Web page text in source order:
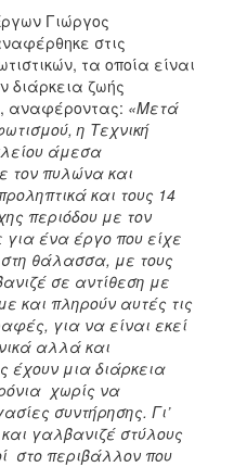
Γιώργος
στις
τα οποία είναι
διάρκεια ζωής
αναφέροντας: «Μετά
η Τεχνική
άμεσα
τον πυλώνα και
και τους 14
περιόδου με τον
ένα έργο που είχε
στη θάλασσα, με τους
σε αντίθεση με
και πληρούν αυτές τις
για να είναι εκεί
αλλά και
έχουν μια διάρκεια
χωρίς να
συντήρησης. Γι’
γαλβανιζέ στύλους
στο περιβάλλον που